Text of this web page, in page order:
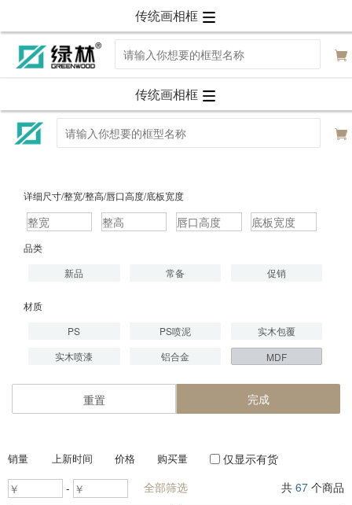
传统画相框
传统画相框
详细尺寸/整宽/整高/唇口高度/底板宽度
品类
新品
常备 促销
材质
PS
PS喷泥
实木包覆
实木喷漆
铝合金 MDF
功能
画框
相框
镜框
平框
高唇口
三角形
重置 完成